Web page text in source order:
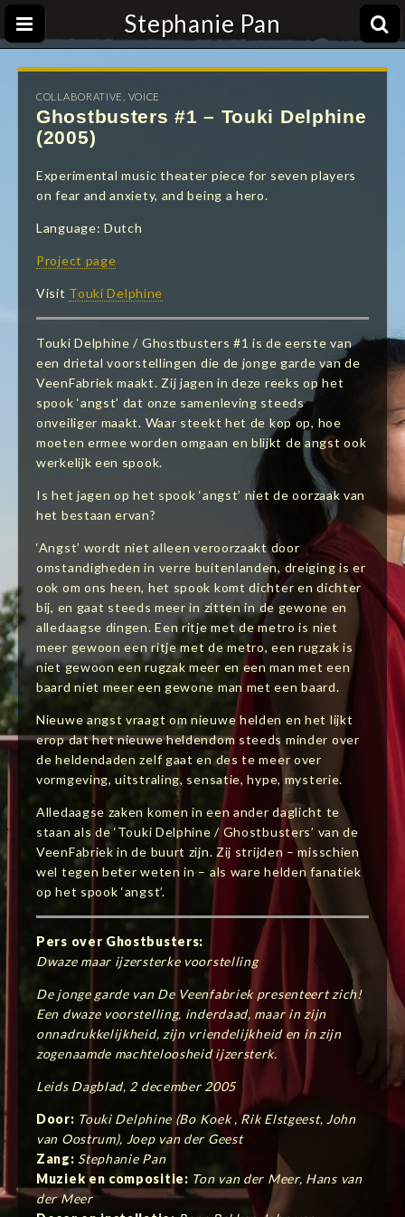
Stephanie Pan
COLLABORATIVE VOICE
Ghostbusters #1 – Touki Delphine
(2005)
Experimental music theater piece for seven players
on fear and anxiety, and being a hero.
Language: Dutch
Project page
Visit Touki Delphine
Touki Delphine / Ghostbusters #1 is de eerste van
een drietal voorstellingen die de jonge garde van de
VeenFabriek maakt. Zij jagen in deze reeks op het
spook ‘angst’ dat onze samenleving steeds
onveiliger maakt. Waar steekt het de kop op, hoe
moeten ermee worden omgaan en blijkt de angst ook
werkelijk een spook.
Is het jagen op het spook ‘angst’ niet de oorzaak van
het bestaan ervan?
‘Angst’ wordt niet alleen veroorzaakt door
omstandigheden in verre buitenlanden, dreiging is er
ook om ons heen, het spook komt dichter en dichter
bij, en gaat steeds meer in zitten in de gewone en
alledaagse dingen. Een ritje met de metro is niet
meer gewoon een ritje met de metro, een rugzak is
niet gewoon een rugzak meer en een man met een
baard niet meer een gewone man met een baard.
Nieuwe angst vraagt om nieuwe helden en het lijkt
erop dat het nieuwe heldendom steeds minder over
de heldendaden zelf gaat en des te meer over
vormgeving, uitstraling, sensatie, hype, mysterie.
Alledaagse zaken komen in een ander daglicht te
staan als de ‘Touki Delphine / Ghostbusters’ van de
VeenFabriek in de buurt zijn. Zij strijden – misschien
wel tegen beter weten in – als ware helden fanatiek
op het spook ‘angst’.
Pers over Ghostbusters:
Dwaze maar ijzersterke voorstelling
De jonge garde van De Veenfabriek presenteert zich!
Een dwaze voorstelling, inderdaad, maar in zijn
onnadrukkelijkheid, zijn vriendelijkheid en in zijn
zogenaamde machteloosheid ijzersterk.
Leids Dagblad, 2 december 2005
Door: Touki Delphine (Bo Koek , Rik Elstgeest, John
van Oostrum), Joep van der Geest
Zang: Stephanie Pan
Muziek en compositie: Ton van der Meer, Hans van
der Meer